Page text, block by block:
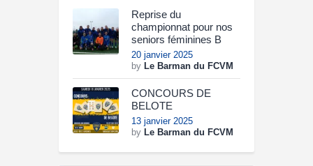
Reprise du
championnat pour nos
seniors féminines B
20 janvier 2025
by Le Barman du FCVM
CONCOURS DE
BELOTE
13 janvier 2025
by Le Barman du FCVM